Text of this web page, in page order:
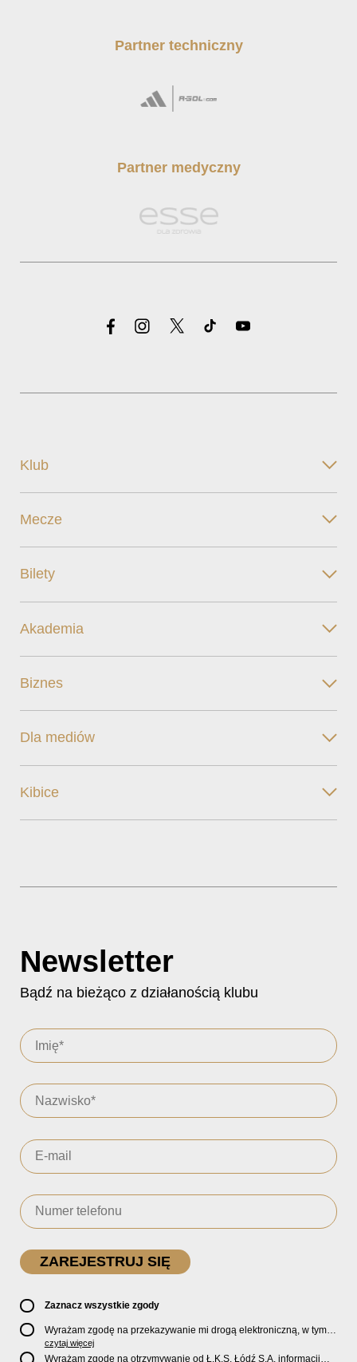
Partner techniczny
Partner medyczny
Klub
Mecze
Bilety
Akademia
Biznes
Dla mediów
Kibice
Newsletter
Bądź na bieżąco z działanością klubu
Zaznacz wszystkie zgody
Wyrażam zgodę na przekazywanie mi drogą elektroniczną, w tym
pocztą e-mail, oficjalnego newslettera oraz informacji o zniżkach,
promocjach, nowościach, biletach, karnetach, ofercie sklepu U2
czytaj więcej
Wyrażam zgodę na otrzymywanie od Ł.K.S. Łódź S.A. informacji